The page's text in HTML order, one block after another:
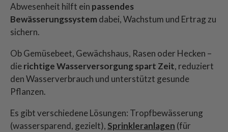
Abwesenheit hilft ein passendes
Bewässerungssystem dabei, Wachstum und Ertrag zu
sichern.
Ob Gemüsebeet, Gewächshaus, Rasen oder Hecken –
dierichtige Wasserversorgung spart Zeit, reduziert
den Wasserverbrauch und unterstützt gesunde
Pflanzen.
Es gibt verschiedene Lösungen: Tropfbewässerung
(wassersparend, gezielt),Sprinkleranlagen (für